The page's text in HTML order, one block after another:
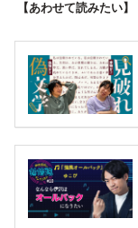
【あわせて読みたい】